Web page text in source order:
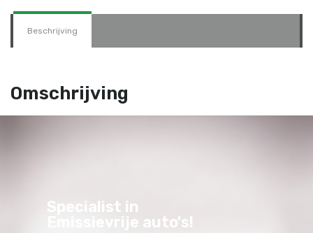
Beschrijving
Omschrijving
Specialist in
Emissievrije auto's!